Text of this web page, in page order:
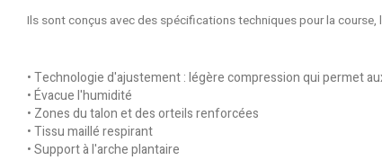
Ils sont conçus avec des spécifications techniques pour la
• Technologie d'ajustement : légère compression qui permet
• Évacue l'humidité
• Zones du talon et des orteils renforcées
• Tissu maillé respirant
• Support à l'arche plantaire